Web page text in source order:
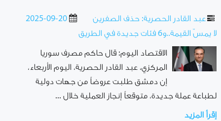
2025-09-20
عبد القادر الحصرية: حذف الصفرين
لا يمسّ القيمة..و6 فئات جديدة في الطريق
الاقتصاد اليوم: قال حاكم مصرف سوريا
المركزي، عبد القادر الحصرية، اليوم الأربعاء،
إن دمشق طلبت عروضاً من جهات دولية
لطباعة عملة جديدة، متوقعاً إنجاز العملية خلال ...
إقرأ المزيد